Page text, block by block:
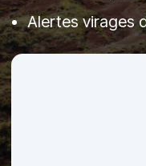
Alertes virages